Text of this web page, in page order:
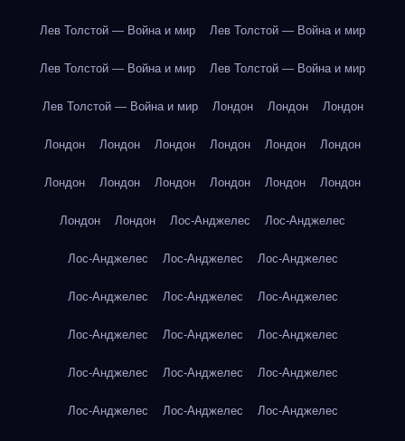
Лев Толстой — Война и мир Лев Толстой — Война и мир
Лев Толстой — Война и мир Лев Толстой — Война и мир
Лев Толстой — Война и мир Лондон Лондон Лондон
Лондон Лондон Лондон Лондон Лондон Лондон
Лондон Лондон Лондон Лондон Лондон Лондон
Лондон Лондон Лос-Анджелес Лос-Анджелес
Лос-Анджелес Лос-Анджелес Лос-Анджелес
Лос-Анджелес Лос-Анджелес Лос-Анджелес
Лос-Анджелес Лос-Анджелес Лос-Анджелес
Лос-Анджелес Лос-Анджелес Лос-Анджелес
Лос-Анджелес Лос-Анджелес Лос-Анджелес